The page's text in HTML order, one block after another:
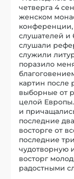
четверга 4
женском
конференции,
слушателей и
слушали
служили
поразило
картин после
выборные от
целой
и
последние
восторге от
последние
чудотворную
восторг
радостными